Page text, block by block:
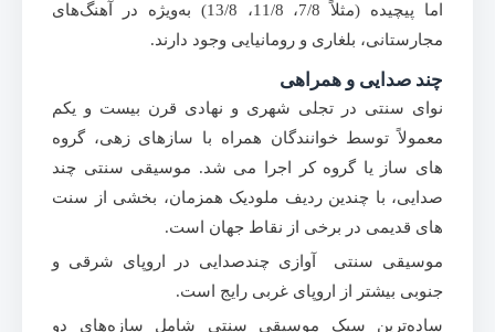
اما پیچیده (مثلاً 7/8، 11/8، 13/8) به‌ویژه در آهنگ‌های
مجارستانی، بلغاری و رومانیایی وجود دارند.
چند صدایی و همراهی
نوای سنتی در تجلی شهری و نهادی قرن بیست و یکم
معمولاً توسط خوانندگان همراه با سازهای زهی، گروه
های ساز یا گروه کر اجرا می شد. موسیقی سنتی چند
صدایی، با چندین ردیف ملودیک همزمان، بخشی از سنت
های قدیمی در برخی از نقاط جهان است.
موسیقی سنتی آوازی چندصدایی در اروپای شرقی و
جنوبی بیشتر از اروپای غربی رایج است.
ساده‌ترین سبک موسیقی سنتی شامل سازه‌های دو